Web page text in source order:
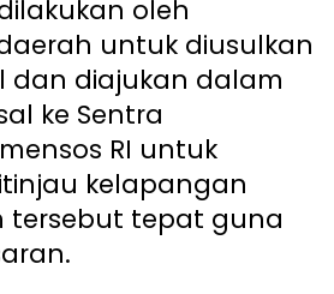
oleh
untuk diusulkan
dan diajukan dalam
ke Sentra
RI untuk
kelapangan
tepat guna